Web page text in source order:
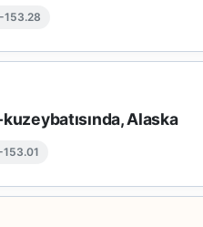
153.28
Alaska